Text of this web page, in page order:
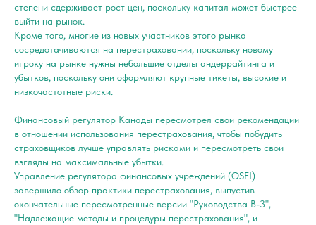
степени сдерживает рост цен, поскольку капитал может быстрее
выйти на рынок.
Кроме того, многие из новых участников этого рынка
сосредотачиваются на перестраховании, поскольку новому
игроку на рынке нужны небольшие отделы андеррайтинга и
убытков, поскольку они оформляют крупные тикеты, высокие и
низкочастотные риски.
Финансовый регулятор Канады пересмотрел свои рекомендации
в отношении использования перестрахования, чтобы побудить
страховщиков лучше управлять рисками и пересмотреть свои
взгляды на максимальные убытки.
Управление регулятора финансовых учреждений (OSFI)
завершило обзор практики перестрахования, выпустив
окончательные пересмотренные версии "Руководства B-3",
"Надлежащие методы и процедуры перестрахования", и